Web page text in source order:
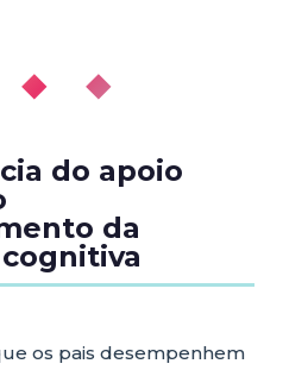
◆ ◆
do apoio
da
os pais desempenhem